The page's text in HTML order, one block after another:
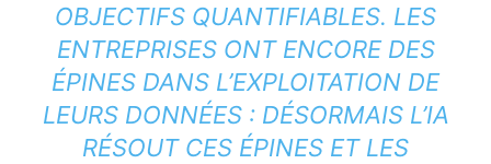
OBJECTIFS QUANTIFIABLES. LES
ENTREPRISES ONT ENCORE DES
ÉPINES DANS L’EXPLOITATION DE
LEURS DONNÉES : DÉSORMAIS L’IA
RÉSOUT CES ÉPINES ET LES